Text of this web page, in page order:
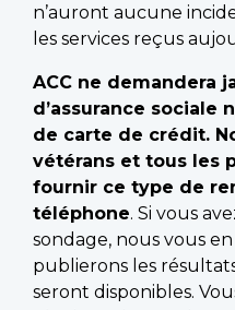
n’auront aucune
les services reçus
ACC ne demandera
d’assurance sociale
de carte de crédit.
vétérans et tous les
fournir ce type de
téléphone. Si vous
sondage, nous vous
publierons les
seront disponibles.